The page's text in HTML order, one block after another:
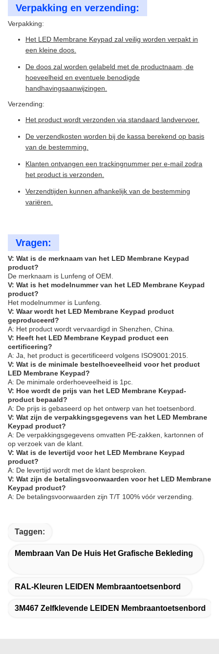
Verpakking en verzending:
Verpakking:
Het LED Membrane Keypad zal veilig worden verpakt in
een kleine doos.
De doos zal worden gelabeld met de productnaam, de
hoeveelheid en eventuele benodigde
handhavingsaanwijzingen.
Verzending:
Het product wordt verzonden via standaard landvervoer.
De verzendkosten worden bij de kassa berekend op basis
van de bestemming.
Klanten ontvangen een trackingnummer per e-mail zodra
het product is verzonden.
Verzendtijden kunnen afhankelijk van de bestemming
variëren.
Vragen:
V: Wat is de merknaam van het LED Membrane Keypad
product?
De merknaam is Lunfeng of OEM.
V: Wat is het modelnummer van het LED Membrane Keypad
product?
Het modelnummer is Lunfeng.
V: Waar wordt het LED Membrane Keypad product
geproduceerd?
A: Het product wordt vervaardigd in Shenzhen, China.
V: Heeft het LED Membrane Keypad product een
certificering?
A: Ja, het product is gecertificeerd volgens ISO9001:2015.
V: Wat is de minimale bestelhoeveelheid voor het product
LED Membrane Keypad?
A: De minimale orderhoeveelheid is 1pc.
V: Hoe wordt de prijs van het LED Membrane Keypad-
product bepaald?
A: De prijs is gebaseerd op het ontwerp van het toetsenbord.
V: Wat zijn de verpakkingsgegevens van het LED Membrane
Keypad product?
A: De verpakkingsgegevens omvatten PE-zakken, kartonnen of
op verzoek van de klant.
V: Wat is de levertijd voor het LED Membrane Keypad
product?
A: De levertijd wordt met de klant besproken.
V: Wat zijn de betalingsvoorwaarden voor het LED Membrane
Keypad product?
A: De betalingsvoorwaarden zijn T/T 100% vóór verzending.
Taggen:
Membraan Van De Huis Het Grafische Bekleding
RAL-Kleuren LEIDEN Membraantoetsenbord
3M467 Zelfklevende LEIDEN Membraantoetsenbord